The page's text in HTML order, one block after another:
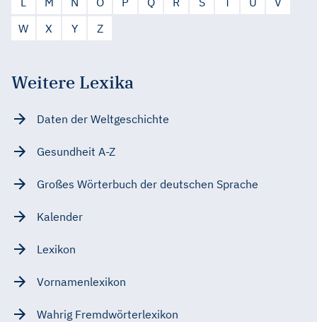
W
X Y Z
Weitere Lexika
Daten der Weltgeschichte
Gesundheit A-Z
Großes Wörterbuch der deutschen Sprache
Kalender
Lexikon
Vornamenlexikon
Wahrig Fremdwörterlexikon